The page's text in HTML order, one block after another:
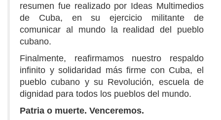
resumen fue realizado por Ideas Multimedios
de Cuba, en su ejercicio militante de
comunicar al mundo la realidad del pueblo
cubano.
Finalmente, reafirmamos nuestro respaldo
infinito y solidaridad más firme con Cuba, el
pueblo cubano y su Revolución, escuela de
dignidad para todos los pueblos del mundo.
Patria o muerte. Venceremos.